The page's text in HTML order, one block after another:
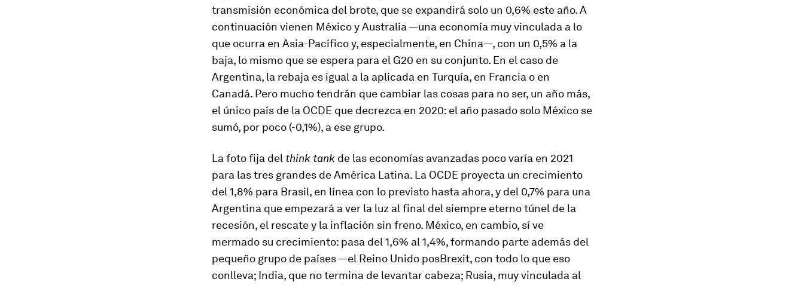
transmisión económica del brote, que se expandirá solo un 0,6% este año. A
continuación vienen México y Australia —una economía muy vinculada a lo
que ocurra en Asia-Pacífico y, especialmente, en China—, con un 0,5% a la
baja, lo mismo que se espera para el G20 en su conjunto. En el caso de
Argentina, la rebaja es igual a la aplicada en Turquía, en Francia o en
Canadá. Pero mucho tendrán que cambiar las cosas para no ser, un año más,
el único país de la OCDE que decrezca en 2020: el año pasado solo México se
sumó, por poco (-0,1%), a ese grupo.
La foto fija del think tank de las economías avanzadas poco varía en 2021
para las tres grandes de América Latina. La OCDE proyecta un crecimiento
del 1,8% para Brasil, en línea con lo previsto hasta ahora, y del 0,7% para una
Argentina que empezará a ver la luz al final del siempre eterno túnel de la
recesión, el rescate y la inflación sin freno. México, en cambio, sí ve
mermado su crecimiento: pasa del 1,6% al 1,4%, formando parte además del
pequeño grupo de países —el Reino Unido posBrexit, con todo lo que eso
conlleva; India, que no termina de levantar cabeza; Rusia, muy vinculada al